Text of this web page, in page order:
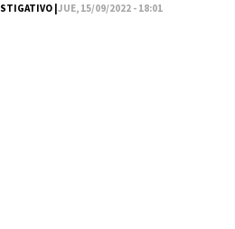
|JUE, 15/09/2022 - 18:01